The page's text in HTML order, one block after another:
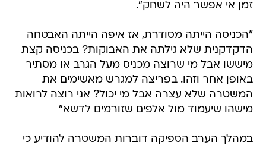
זמן אי אפשר היה לשחק".
"הכניסה הייתה מסודרת, אז איפה הייתה האבטחה
הדקדקנית שלא גילתה את האבוקות? בכניסה קצת
מיששו אבל מי שרוצה מכניס מעל הגרב או מסתיר
באופן אחר וזהו. בפריצה למגרש מאשימים את
המשטרה שלא עצרה אבל מי יכול? אני רוצה לרואות
מישהו שיעמוד מול אלפים שזורמים לדשא"
במהלך הערב הספיקה דוברות המשטרה להודיע כי